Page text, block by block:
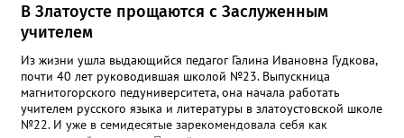
В Златоусте прощаются с Заслуженным
учителем
Из жизни ушла выдающийся педагог Галина Ивановна Гудкова,
почти 40 лет руководившая школой №23. Выпускница
магнитогорского педуниверситета, она начала работать
учителем русского языка и литературы в златоустовской школе
№22. И уже в семидесятые зарекомендовала себя как